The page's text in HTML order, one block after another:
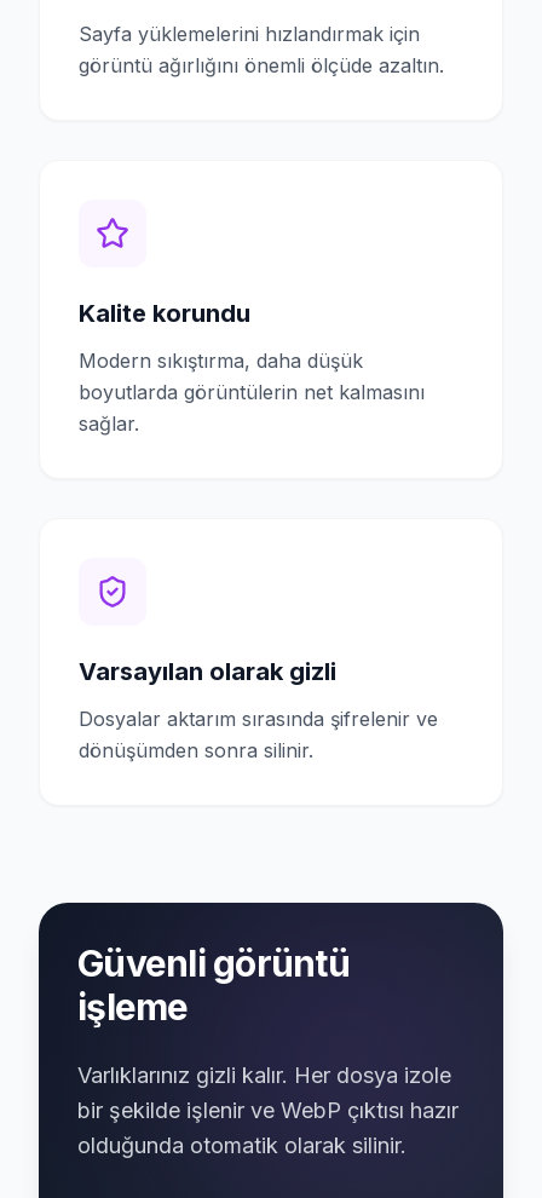
Sayfa yüklemelerini hızlandırmak için
görüntü ağırlığını önemli ölçüde azaltın.
Kalite korundu
Modern sıkıştırma, daha düşük
boyutlarda görüntülerin net kalmasını
sağlar.
Varsayılan olarak gizli
Dosyalar aktarım sırasında şifrelenir ve
dönüşümden sonra silinir.
Güvenli görüntü
işleme
Varlıklarınız gizli kalır. Her dosya izole
bir şekilde işlenir ve WebP çıktısı hazır
olduğunda otomatik olarak silinir.